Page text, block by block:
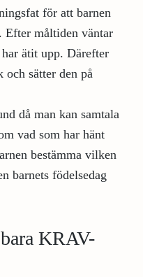
för att barnen
Efter måltiden väntar
ätit upp. Därefter
sätter den på
då man kan samtala
vad som har hänt
bestämma vilken
barnets födelsedag
KRAV-